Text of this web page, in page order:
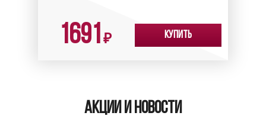
1691 ₽ Купить
Акции и новости